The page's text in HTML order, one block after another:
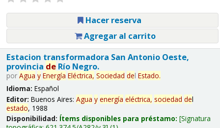
Hacer reserva
Agregar al carrito
Estacion transformadora San Antonio Oeste,
provincia deRío Negro.
por Agua y Energía Eléctrica, Sociedad del Estado.
Idioma: Español
Editor: Buenos Aires: Agua y energía eléctrica, sociedad del
estado, 1988
Disponibilidad: Ítems disponibles para préstamo: Signatura